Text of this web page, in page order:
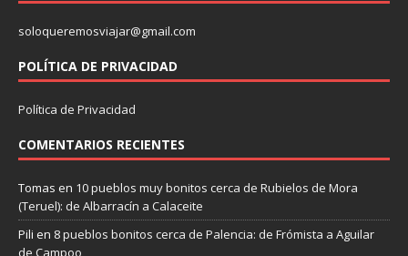
soloqueremosviajar@gmail.com
POLÍTICA DE PRIVACIDAD
Política de Privacidad
COMENTARIOS RECIENTES
Tomas en 10 pueblos muy bonitos cerca de Rubielos de Mora
(Teruel): de Albarracín a Calaceite
Pili en 8 pueblos bonitos cerca de Palencia: de Frómista a Aguilar